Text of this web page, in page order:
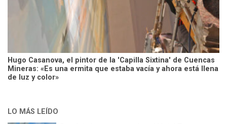
Hugo Casanova, el pintor de la 'Capilla Sixtina' de Cuencas
Mineras: «Es una ermita que estaba vacía y ahora está llena
de luz y color»
LO MÁS LEÍDO